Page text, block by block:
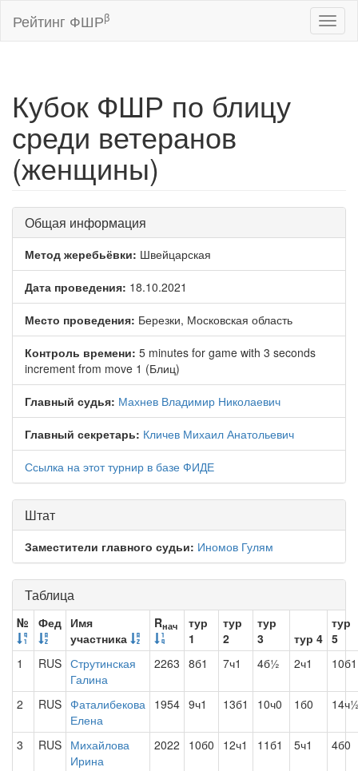
Рейтинг ФШРβ
Кубок ФШР по блицу
среди ветеранов
(женщины)
Общая информация
Метод жеребьёвки: Швейцарская
Дата проведения: 18.10.2021
Место проведения: Березки, Московская область
Контроль времени: 5 minutes for game with 3 seconds
increment from move 1 (Блиц)
Главный судья: Махнев Владимир Николаевич
Главный секретарь: Кличев Михаил Анатольевич
Ссылка на этот турнир в базе ФИДЕ
Штат
Заместители главного судьи: Иномов Гулям
Таблица
№ Фед Имя
участника
Rнач
тур
1
тур
2
тур
3
тур 4
тур
5
1
RUS Струтинская
Галина
2263 8б1 7ч1 4б½ 2ч1 10б1
2 RUS Фаталибекова
Елена
1954 9ч1 13б1 10ч0 1б0
3 RUS Михайлова
Ирина
2022 10б0 12ч1 11б1 5ч1 4б0